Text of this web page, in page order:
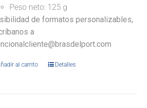
Peso neto: 125 g
de formatos personalizables,
a
al carrito Detalles